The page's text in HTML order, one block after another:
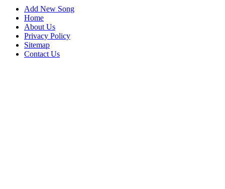
Add New Song
Home
About Us
Privacy Policy
Sitemap
Contact Us